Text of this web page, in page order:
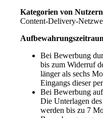
Kategorien von
Content-Delivery-
Bei Bewerbung
bis zum Widerruf
länger als sechs
Eingangs dieser
Bei Bewerbung
Die Unterlagen
werden bis zu 7